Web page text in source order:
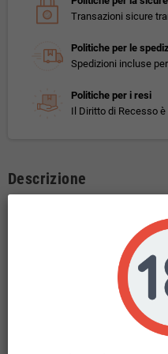
Transazioni sicure
Politiche per le
Spedizioni incluse
Politiche per i resi
Il Diritto di Recesso
Descrizione
Super Flavor Wake Up Aroma
Gusto: biscotto appena sfornato .
Questo prodotto non contiene nicotina.
10ml di liquido concentrato in flacone